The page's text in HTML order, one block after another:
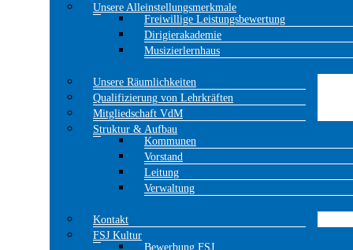
Unsere Alleinstellungsmerkmale
Freiwillige Leistungsbewertung
Dirigierakademie
Musizierlernhaus
Unsere Räumlichkeiten
Qualifizierung von Lehrkräften
Mitgliedschaft VdM
Struktur & Aufbau
Kommunen
Vorstand
Leitung
Verwaltung
Kontakt
FSJ Kultur
Bewerbung FSJ